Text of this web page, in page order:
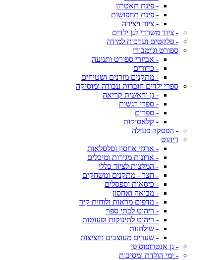
- פינת תאטרון
- פינת תחפושות
- ציור ויצירה
- ציוד משרדי לגן ילדים
- פלקטים וערכות למידה
ספורט וג'ימבורי
- אביזרי ספורט ותנועה
- כדורים
- מתקנים מזרנים ושטיחים
ספרי ילדים חוברות עבודה ומוסיקה
- גן וראשית קריאה
- ספרי רגשות
- ספרים
- קלאסיקות
- הפסקה פעילה
ריהוט
- ארגזי אחסון וסלסלאות
- ארונות מגירות ומיכלים
- המלצות לציוד כללי
- חצר - מתקנים ומשחקים
- כיסאות וספסלים
- מבואה ואחסון
- מדפים מראות ולוחות קיר
- ריהוט לבתי ספר
- ריהוט לתינוקות ופעוטות
- שולחנות
- שערים מעוצבים וחציצות
- גן אנטרופוסופי
- ימי הולדת ומסיבות